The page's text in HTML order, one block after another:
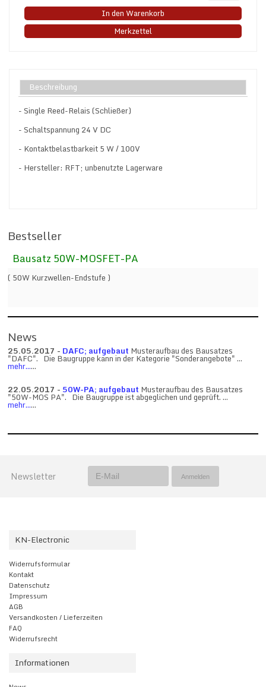
In den Warenkorb
Merkzettel
Beschreibung
- Single Reed-Relais (Schließer)
- Schaltspannung 24 V DC
- Kontaktbelastbarkeit 5 W / 100V
- Hersteller: RFT; unbenutzte Lagerware
Bestseller
Bausatz 50W-MOSFET-PA
( 50W Kurzwellen-Endstufe )
News
25.05.2017 - DAFC; aufgebaut Musteraufbau des Bausatzes
"DAFC". Die Baugruppe kann in der Kategorie "Sonderangebote" ...
mehr......
22.05.2017 - 50W-PA; aufgebaut Musteraufbau des Bausatzes
"50W-MOS PA". Die Baugruppe ist abgeglichen und geprüft. ...
mehr......
Newsletter
KN-Electronic
Widerrufsformular
Kontakt
Datenschutz
Impressum
AGB
Versandkosten / Lieferzeiten
FAQ
Widerrufsrecht
Informationen